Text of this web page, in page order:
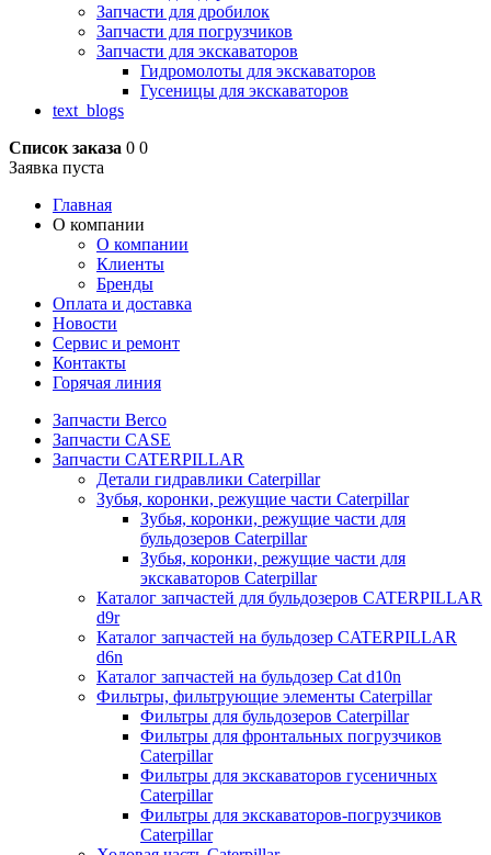
Запчасти для дробилок
Запчасти для погрузчиков
Запчасти для экскаваторов
Гидромолоты для экскаваторов
Гусеницы для экскаваторов
text_blogs
Список заказа 0 0
Заявка пуста
Главная
О компании
О компании
Клиенты
Бренды
Оплата и доставка
Новости
Сервис и ремонт
Контакты
Горячая линия
Запчасти Berco
Запчасти CASE
Запчасти CATERPILLAR
Детали гидравлики Caterpillar
Зубья, коронки, режущие части Caterpillar
Зубья, коронки, режущие части для
бульдозеров Caterpillar
Зубья, коронки, режущие части для
экскаваторов Caterpillar
Каталог запчастей для бульдозеров CATERPILLAR
d9r
Каталог запчастей на бульдозер CATERPILLAR
d6n
Каталог запчастей на бульдозер Сat d10n
Фильтры, фильтрующие элементы Caterpillar
Фильтры для бульдозеров Caterpillar
Фильтры для фронтальных погрузчиков
Caterpillar
Фильтры для экскаваторов гусеничных
Caterpillar
Фильтры для экскаваторов-погрузчиков
Caterpillar